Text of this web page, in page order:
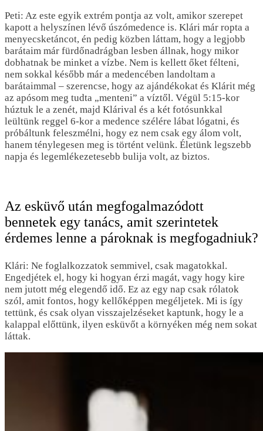
Peti: Az este egyik extrém pontja az volt, amikor szerepet
kapott a helyszínen lévő úszómedence is. Klári már ropta a
menyecsketáncot, én pedig közben láttam, hogy a legjobb
barátaim már fürdőnadrágban lesben állnak, hogy mikor
dobhatnak be minket a vízbe. Nem is kellett őket félteni,
nem sokkal később már a medencében landoltam a
barátaimmal – szerencse, hogy az ajándékokat és Klárit még
az apósom meg tudta „menteni” a víztől. Végül 5:15-kor
húztuk le a zenét, majd Klárival és a két fotósunkkal
leültünk reggel 6-kor a medence szélére lábat lógatni, és
próbáltunk feleszmélni, hogy ez nem csak egy álom volt,
hanem ténylegesen meg is történt velünk. Életünk legszebb
napja és legemlékezetesebb bulija volt, az biztos.
Az esküvő után megfogalmazódott
bennetek egy tanács, amit szerintetek
érdemes lenne a pároknak is megfogadniuk?
Klári: Ne foglalkozzatok semmivel, csak magatokkal.
Engedjétek el, hogy ki hogyan érzi magát, vagy hogy kire
nem jutott még elegendő idő. Ez az egy nap csak rólatok
szól, amit fontos, hogy kellőképpen megéljetek. Mi is így
tettünk, és csak olyan visszajelzéseket kaptunk, hogy le a
kalappal előttünk, ilyen esküvőt a környéken még nem sokat
láttak.